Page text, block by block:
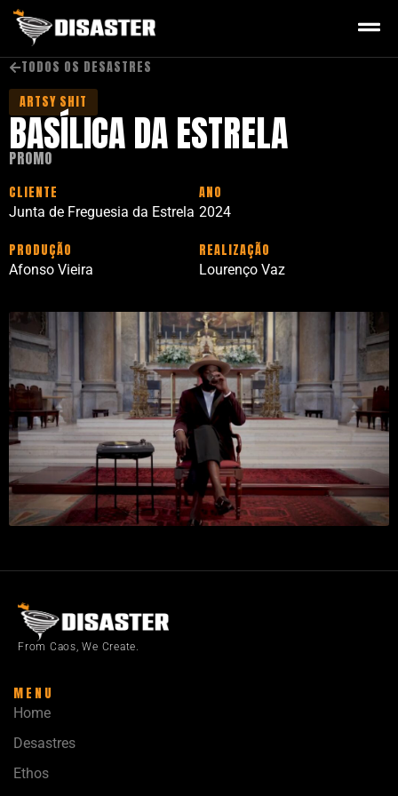
TODOS OS DESASTRES
ARTSY SHIT
BASÍLICA DA ESTRELA
PROMO
CLIENTE
Junta de Freguesia da Estrela
ANO
2024
PRODUÇÃO
Afonso Vieira
REALIZAÇÃO
Lourenço Vaz
From Caos, We Create.
MENU
Home
Desastres
Ethos